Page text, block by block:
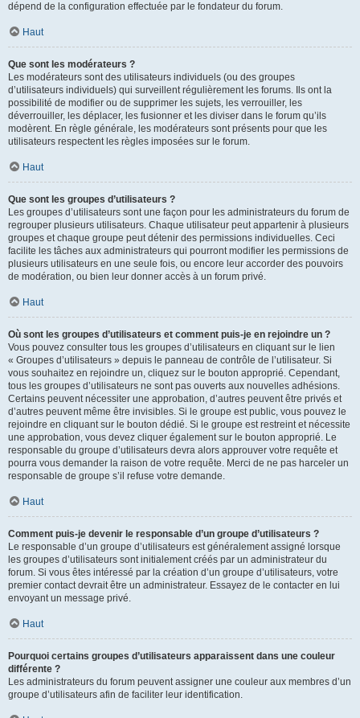
dépend de la configuration effectuée par le fondateur du forum.
Haut
Que sont les modérateurs ?
Les modérateurs sont des utilisateurs individuels (ou des groupes
d’utilisateurs individuels) qui surveillent régulièrement les forums. Ils ont la
possibilité de modifier ou de supprimer les sujets, les verrouiller, les
déverrouiller, les déplacer, les fusionner et les diviser dans le forum qu’ils
modèrent. En règle générale, les modérateurs sont présents pour que les
utilisateurs respectent les règles imposées sur le forum.
Haut
Que sont les groupes d’utilisateurs ?
Les groupes d’utilisateurs sont une façon pour les administrateurs du forum de
regrouper plusieurs utilisateurs. Chaque utilisateur peut appartenir à plusieurs
groupes et chaque groupe peut détenir des permissions individuelles. Ceci
facilite les tâches aux administrateurs qui pourront modifier les permissions de
plusieurs utilisateurs en une seule fois, ou encore leur accorder des pouvoirs
de modération, ou bien leur donner accès à un forum privé.
Haut
Où sont les groupes d’utilisateurs et comment puis-je en rejoindre un ?
Vous pouvez consulter tous les groupes d’utilisateurs en cliquant sur le lien
« Groupes d’utilisateurs » depuis le panneau de contrôle de l’utilisateur. Si
vous souhaitez en rejoindre un, cliquez sur le bouton approprié. Cependant,
tous les groupes d’utilisateurs ne sont pas ouverts aux nouvelles adhésions.
Certains peuvent nécessiter une approbation, d’autres peuvent être privés et
d’autres peuvent même être invisibles. Si le groupe est public, vous pouvez le
rejoindre en cliquant sur le bouton dédié. Si le groupe est restreint et nécessite
une approbation, vous devez cliquer également sur le bouton approprié. Le
responsable du groupe d’utilisateurs devra alors approuver votre requête et
pourra vous demander la raison de votre requête. Merci de ne pas harceler un
responsable de groupe s’il refuse votre demande.
Haut
Comment puis-je devenir le responsable d’un groupe d’utilisateurs ?
Le responsable d’un groupe d’utilisateurs est généralement assigné lorsque
les groupes d’utilisateurs sont initialement créés par un administrateur du
forum. Si vous êtes intéressé par la création d’un groupe d’utilisateurs, votre
premier contact devrait être un administrateur. Essayez de le contacter en lui
envoyant un message privé.
Haut
Pourquoi certains groupes d’utilisateurs apparaissent dans une couleur
différente ?
Les administrateurs du forum peuvent assigner une couleur aux membres d’un
groupe d’utilisateurs afin de faciliter leur identification.